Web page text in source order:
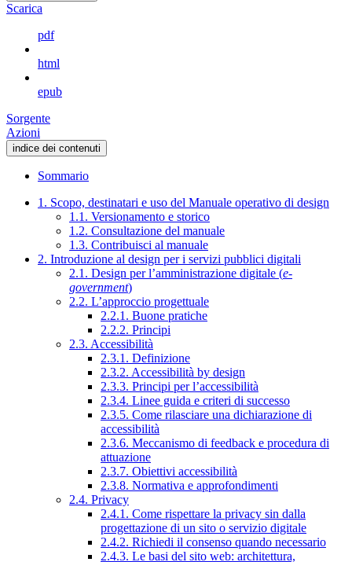
Scarica
pdf
html
epub
Sorgente
Azioni
indice dei contenuti
Sommario
1. Scopo, destinatari e uso del Manuale operativo di design
1.1. Versionamento e storico
1.2. Consultazione del manuale
1.3. Contribuisci al manuale
2. Introduzione al design per i servizi pubblici digitali
2.1. Design per l’amministrazione digitale (e-
government)
2.2. L’approccio progettuale
2.2.1. Buone pratiche
2.2.2. Principi
2.3. Accessibilità
2.3.1. Definizione
2.3.2. Accessibilità by design
2.3.3. Principi per l’accessibilità
2.3.4. Linee guida e criteri di successo
2.3.5. Come rilasciare una dichiarazione di
accessibilità
2.3.6. Meccanismo di feedback e procedura di
attuazione
2.3.7. Obiettivi accessibilità
2.3.8. Normativa e approfondimenti
2.4. Privacy
2.4.1. Come rispettare la privacy sin dalla
progettazione di un sito o servizio digitale
2.4.2. Richiedi il consenso quando necessario
2.4.3. Le basi del sito web: architettura,